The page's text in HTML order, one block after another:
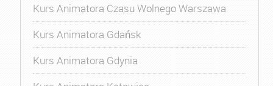
Kurs Animatora Czasu Wolnego Warszawa
Kurs Animatora Gdańsk
Kurs Animatora Gdynia